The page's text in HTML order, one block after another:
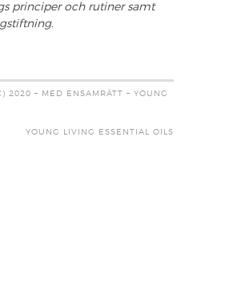
principer och rutiner samt
2020 – MED ENSAMRÄTT – YOUNG
YOUNG LIVING ESSENTIAL OILS